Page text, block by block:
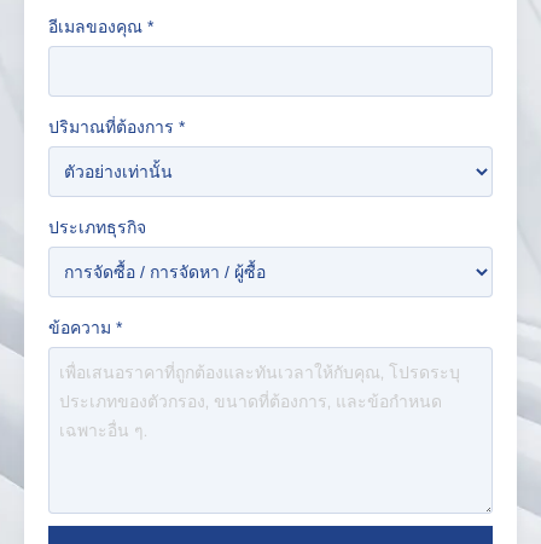
อีเมลของคุณ *
ปริมาณที่ต้องการ *
ประเภทธุรกิจ
ข้อความ *